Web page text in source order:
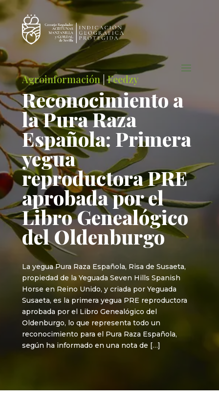
Agroinformación |Feedzy
Reconocimiento a
la Pura Raza
Española: Primera
yegua
reproductora PRE
aprobada por el
Libro Genealógico
del Oldenburgo
La yegua Pura Raza Española, Risa de Susaeta,
propiedad de la Yeguada Seven Hills Spanish
Horse en Reino Unido, y criada por Yeguada
Susaeta, es la primera yegua PRE reproductora
aprobada por el Libro Genealógico del
Oldenburgo, lo que representa todo un
reconocimiento para el Pura Raza Española,
según ha informado en una nota de […]